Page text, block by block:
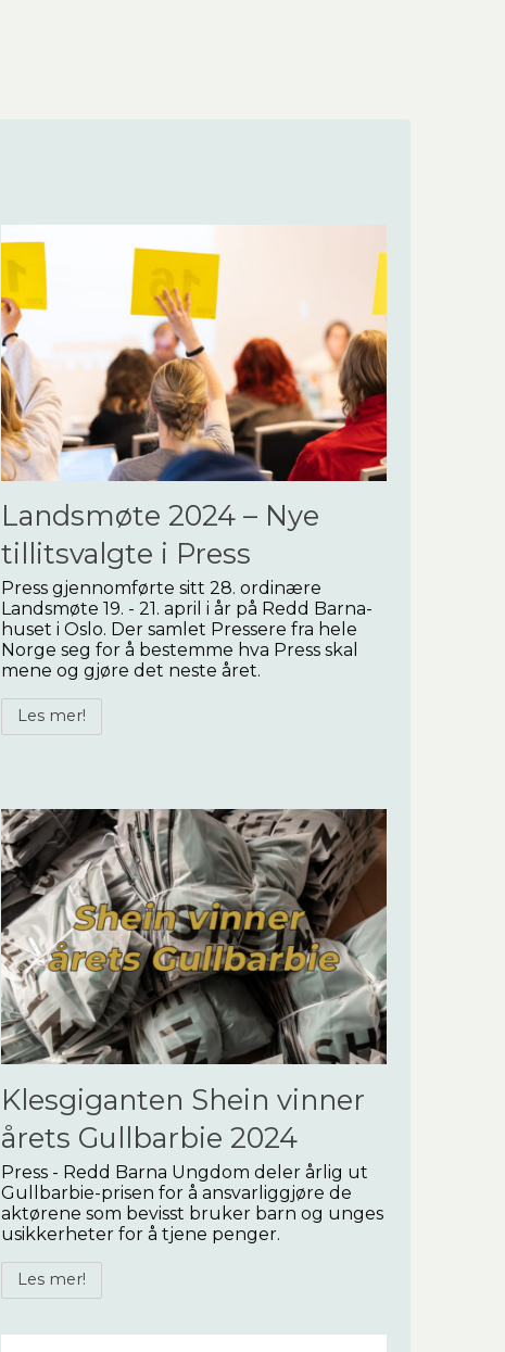
Landsmøte 2024 – Nye
tillitsvalgte i Press
Press gjennomførte sitt 28. ordinære
Landsmøte 19. - 21. april i år på Redd Barna-
huset i Oslo. Der samlet Pressere fra hele
Norge seg for å bestemme hva Press skal
mene og gjøre det neste året.
Les mer!
Klesgiganten Shein vinner
årets Gullbarbie 2024
Press - Redd Barna Ungdom deler årlig ut
Gullbarbie-prisen for å ansvarliggjøre de
aktørene som bevisst bruker barn og unges
usikkerheter for å tjene penger.
Les mer!